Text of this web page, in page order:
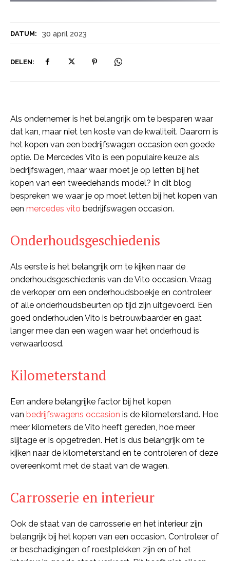
DATUM: 30 april 2023
DELEN:
Als ondernemer is het belangrijk om te besparen waar
dat kan, maar niet ten koste van de kwaliteit. Daarom is
het kopen van een bedrijfswagen occasion een goede
optie. De Mercedes Vito is een populaire keuze als
bedrijfswagen, maar waar moet je op letten bij het
kopen van een tweedehands model? In dit blog
bespreken we waar je op moet letten bij het kopen van
een mercedes vito bedrijfswagen occasion.
Onderhoudsgeschiedenis
Als eerste is het belangrijk om te kijken naar de
onderhoudsgeschiedenis van de Vito occasion. Vraag
de verkoper om een onderhoudsboekje en controleer
of alle onderhoudsbeurten op tijd zijn uitgevoerd. Een
goed onderhouden Vito is betrouwbaarder en gaat
langer mee dan een wagen waar het onderhoud is
verwaarloosd.
Kilometerstand
Een andere belangrijke factor bij het kopen
van bedrijfswagens occasion is de kilometerstand. Hoe
meer kilometers de Vito heeft gereden, hoe meer
slijtage er is opgetreden. Het is dus belangrijk om te
kijken naar de kilometerstand en te controleren of deze
overeenkomt met de staat van de wagen.
Carrosserie en interieur
Ook de staat van de carrosserie en het interieur zijn
belangrijk bij het kopen van een occasion. Controleer of
er beschadigingen of roestplekken zijn en of het